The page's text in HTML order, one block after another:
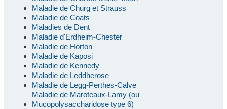
Maladie de Churg et Strauss
Maladie de Coats
Maladies de Dent
Maladie d'Erdheim-Chester
Maladie de Horton
Maladie de Kaposi
Maladie de Kennedy
Maladie de Leddherose
Maladie de Legg-Perthes-Calve
Maladie de Maroteaux-Lamy (ou
Mucopolysaccharidose type 6)